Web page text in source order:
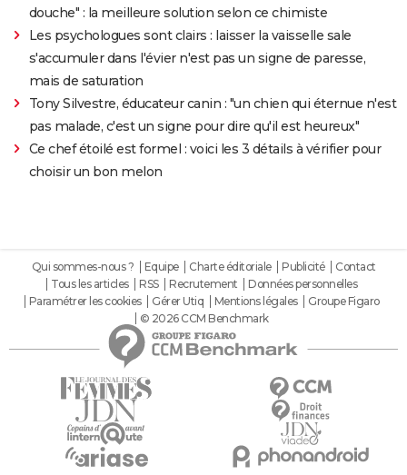
douche" : la meilleure solution selon ce chimiste
Les psychologues sont clairs : laisser la vaisselle sale
s'accumuler dans l'évier n'est pas un signe de paresse,
mais de saturation
Tony Silvestre, éducateur canin : "un chien qui éternue n'est
pas malade, c'est un signe pour dire qu'il est heureux"
Ce chef étoilé est formel : voici les 3 détails à vérifier pour
choisir un bon melon
Qui sommes-nous ? Equipe Charte éditoriale Publicité
Contact
Tous les articles
RSS Recrutement
Données personnelles
Paramétrer les cookies
Gérer Utiq Mentions légales
Groupe Figaro
© 2026 CCM Benchmark